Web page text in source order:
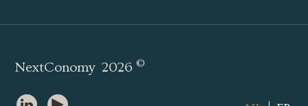
NextConomy 2026©